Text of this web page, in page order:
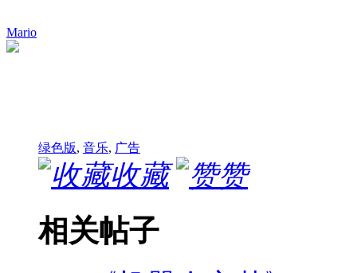
Mario
绿色版, 音乐, 广告
收藏 赞
相关帖子